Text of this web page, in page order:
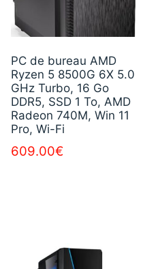
PC de bureau AMD
Ryzen 5 8500G 6X 5.0
GHz Turbo, 16 Go
DDR5, SSD 1 To, AMD
Radeon 740M, Win 11
Pro, Wi-Fi
609.00€